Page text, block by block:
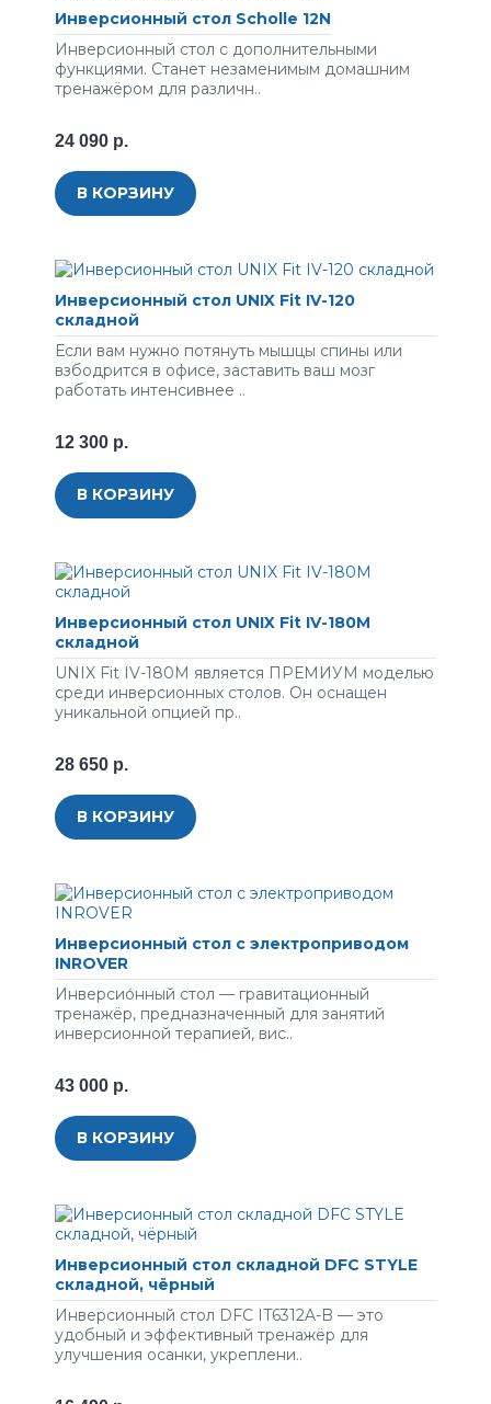
Инверсионный стол Scholle 12N
Инверсионный стол с дополнительными
функциями. Станет незаменимым домашним
тренажёром для различн..
24 090 р.
В КОРЗИНУ
Инверсионный стол UNIX Fit IV-120
складной
Если вам нужно потянуть мышцы спины или
взбодрится в офисе, заставить ваш мозг
работать интенсивнее ..
12 300 р.
В КОРЗИНУ
Инверсионный стол UNIX Fit IV-180M
складной
UNIX Fit IV-180M является ПРЕМИУМ моделью
среди инверсионных столов. Он оснащен
уникальной опцией пр..
28 650 р.
В КОРЗИНУ
Инверсионный стол с электроприводом
INROVER
Инверсио́нный стол — гравитационный
тренажёр, предназначенный для занятий
инверсионной терапией, вис..
43 000 р.
В КОРЗИНУ
Инверсионный стол складной DFC STYLE
складной, чёрный
Инверсионный стол DFC IT6312A-B — это
удобный и эффективный тренажёр для
улучшения осанки, укреплени..